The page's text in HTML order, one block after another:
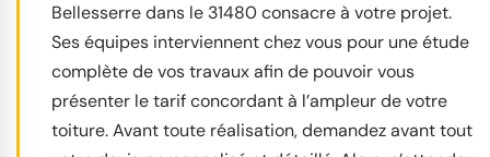
Bellesserre dans le 31480 consacre à votre projet.
Ses équipes interviennent chez vous pour une étude
complète de vos travaux afin de pouvoir vous
présenter le tarif concordant à l’ampleur de votre
toiture. Avant toute réalisation, demandez avant tout